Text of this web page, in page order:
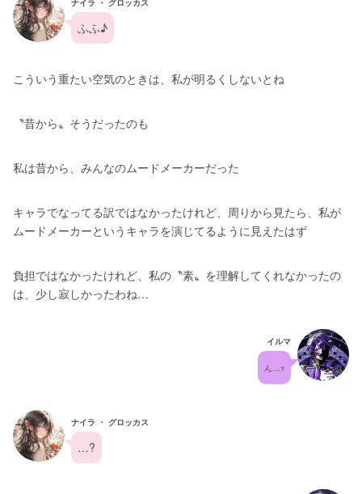
ナイラ ・ グロッカス
ふふ♪
こういう重たい空気のときは、私が明るくしないとね
〝昔から〟そうだったのも
私は昔から、みんなのムードメーカーだった
キャラでなってる訳ではなかったけれど、周りから見たら、私が
ムードメーカーというキャラを演じてるように見えたはず
負担ではなかったけれど、私の〝素〟を理解してくれなかったの
は、少し寂しかったわね…
イルマ
ん…ｯ
ナイラ ・ グロッカス
…?